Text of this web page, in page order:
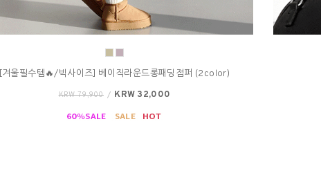
[겨울필수템🔥/빅사이즈] 베이직라운드롱패딩점퍼 (2color)
KRW 79,900 / KRW 32,000